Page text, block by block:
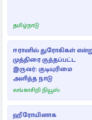
தமிழ்நாடு
ஈரானில் துரோகிகள்
முத்திரை குத்தப்பட்ட
இருவர்: குடியுரிமை
அளித்த நாடு
லங்காசிறி நியூஸ்
ஹீரோயினாக